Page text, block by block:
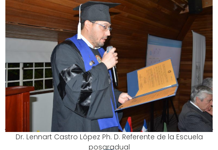
Dr. Lennart Castro López Ph. D. Referente de la Escuela
posgradual
Este galardón honorífico, es otorgado dos veces al año
con el respaldo de Instituciones académicas legales
en convenio, y busca exaltar la labor en la defensa de
los DDHH que, en el ejercicio de su profesión, adelantan
personas naturales en América Latina. Las hojas de
vida de cada persona postulada es evaluada y
verificada por un comité ético profesional que
garantiza con rigurosidad el cumplimiento de los
reglamentos y requisitos institucionales. Cada
documento expedido es registrado en el SIDH.